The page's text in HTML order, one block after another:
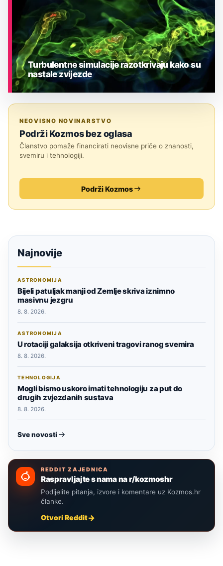
Turbulentne simulacije razotkrivaju kako su
nastale zvijezde
NEOVISNO NOVINARSTVO
Podrži Kozmos bez oglasa
Članstvo pomaže financirati neovisne priče o znanosti,
svemiru i tehnologiji.
Podrži Kozmos
Najnovije
ASTRONOMIJA
Bijeli patuljak manji od Zemlje skriva iznimno
masivnu jezgru
8. 8. 2026.
ASTRONOMIJA
U rotaciji galaksija otkriveni tragovi ranog svemira
8. 8. 2026.
TEHNOLOGIJA
Mogli bismo uskoro imati tehnologiju za put do
drugih zvjezdanih sustava
8. 8. 2026.
Sve novosti
REDDIT ZAJEDNICA
Raspravljajte s nama na r/kozmoshr
Podijelite pitanja, izvore i komentare uz Kozmos.hr
članke.
Otvori Reddit